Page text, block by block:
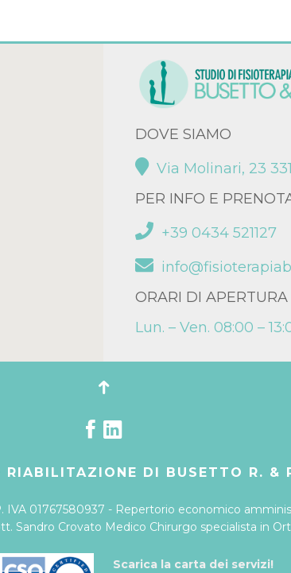
DOVE SIAMO
Via Molinari, 23
PER INFO E
+39 0434 521127
ORARI DI APERTURA
Lun. – Ven. 08:00 –
DI BUSETTO R. &
01767580937 - Repertorio economico
Sandro Crovato Medico Chirurgo specialista in
Scarica la carta dei servizi!